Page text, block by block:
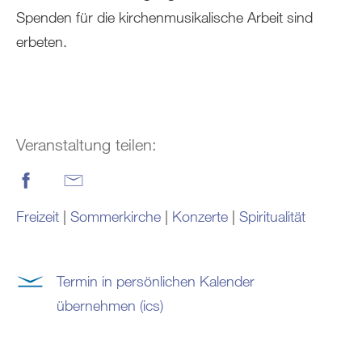
Spenden für die kirchenmusikalische Arbeit sind
erbeten.
Veranstaltung teilen:
Freizeit | Sommerkirche | Konzerte | Spiritualität
Termin in persönlichen Kalender
übernehmen (ics)